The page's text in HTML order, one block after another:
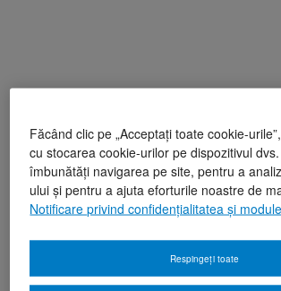
Făcând clic pe „Acceptați toate cookie-
cu stocarea cookie-urilor pe dispozitivul
îmbunătăți navigarea pe site, pentru a
ului și pentru a ajuta eforturile noastre de
Notificare privind confidențialitatea și
Respingeți toate